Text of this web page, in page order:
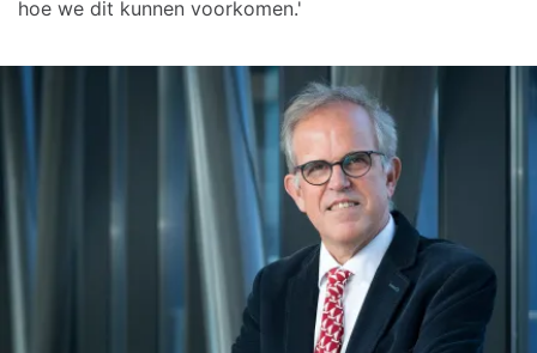
hoe we dit kunnen voorkomen.'